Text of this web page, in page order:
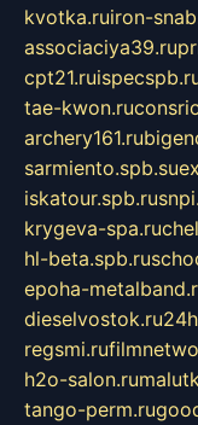
kvotka.ruiron-
associaciya39.ru
cpt21.ru
tae-kwon.ru
archery161.ru
sarmiento.spb.su
iskatour.spb.ru
krygeva-spa.ru
hl-beta.spb.ru
epoha-
dieselvostok.ru
regsmi.ru
h2o-salon.ru
tango-perm.ru